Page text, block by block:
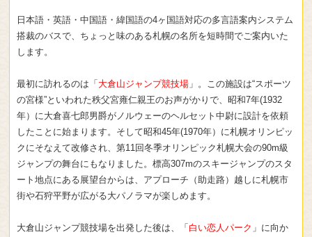
日本語・英語・中国語・緯国語の4ヶ国語対応の多言語案内システム
搭裁のバスで、ちょっと味のある札幌の名所を短時間でご案内いた
します。
最初に訪れるのは「 大倉山ジャンプ競技場 」。この施設は“スポーツ
の宮様”といわれた秩父宮雍仁親王のお声がかりで、昭和7年(1932
年）に大倉喜七郎男爵がノルウェーのヘルセット中尉に設計を依頼
したことに始まります。そして昭和45年(1970年）に札幌オリンピッ
クにそなえて改修され、第11回冬季オリンピック札幌大会の90m級
ジャンプの舞台にもなりました。標高307mのスキージャンプのスタ
ート地点にある展望台からは、アプローチ（助走路）越しに札幌市
街や石狩平野が広がる大パノラマが楽しめます。
大倉山ジャンプ競技場を出発した後は、「 白い恋人パーク 」に向か